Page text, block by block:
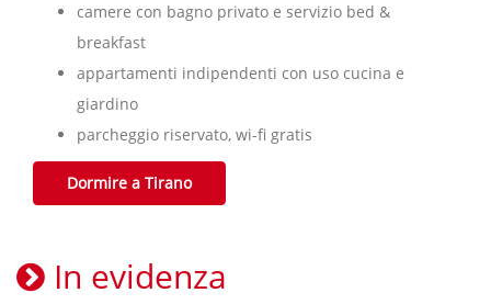
camere con bagno privato e servizio bed &
breakfast
appartamenti indipendenti con uso cucina e
giardino
parcheggio riservato, wi-fi gratis
Dormire a Tirano
In evidenza